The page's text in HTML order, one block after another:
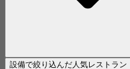
設備で絞り込んだ人気レストラン